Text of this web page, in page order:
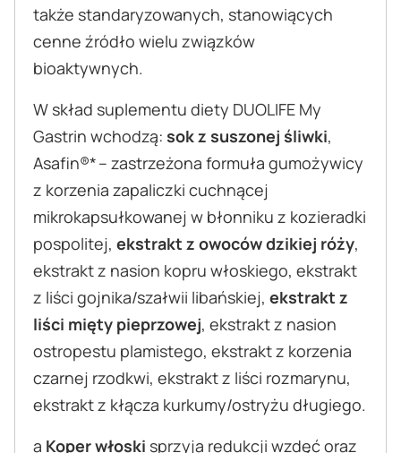
także standaryzowanych, stanowiących
cenne źródło wielu związków
bioaktywnych.
W skład suplementu diety DUOLIFE My
Gastrin wchodzą: sok z suszonej śliwki,
Asafin®* – zastrzeżona formuła gumożywicy
z korzenia zapaliczki cuchnącej
mikrokapsułkowanej w błonniku z kozieradki
pospolitej, ekstrakt z owoców dzikiej róży,
ekstrakt z nasion kopru włoskiego, ekstrakt
z liści gojnika/szałwii libańskiej, ekstrakt z
liści mięty pieprzowej, ekstrakt z nasion
ostropestu plamistego, ekstrakt z korzenia
czarnej rzodkwi, ekstrakt z liści rozmarynu,
ekstrakt z kłącza kurkumy/ostryżu długiego.
a Koper włoski sprzyja redukcji wzdęć oraz